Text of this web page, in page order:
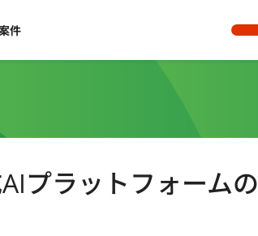
件
プラットフォームの